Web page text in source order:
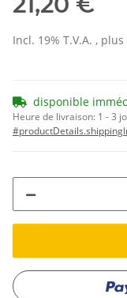
Incl. 19% T.V.A. , plus
disponible
Heure de livraison: 1 - 3